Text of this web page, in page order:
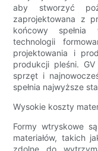
aby stworzyć
zaprojektowana z
końcowy spełnia
technologii
projektowania i
produkcji pleśni.
sprzęt i
spełnia najwyższe
Wysokie koszty
Formy wtryskowe
materiałów, takich